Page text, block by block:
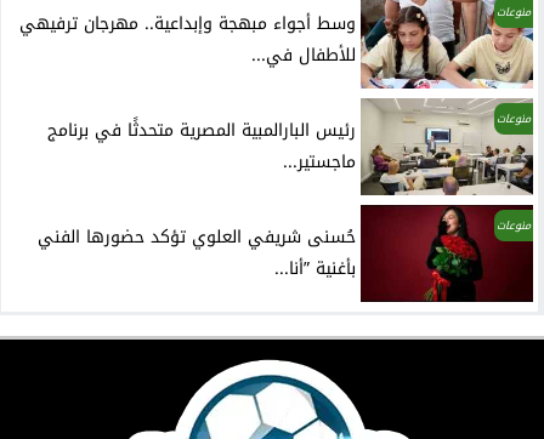
منوعات
وسط أجواء مبهجة وإبداعية.. مهرجان ترفيهي
للأطفال في...
منوعات
رئيس البارالمبية المصرية متحدثًا في برنامج
ماجستير...
منوعات
حُسنى شريفي العلوي تؤكد حضورها الفني
بأغنية ”أنا...